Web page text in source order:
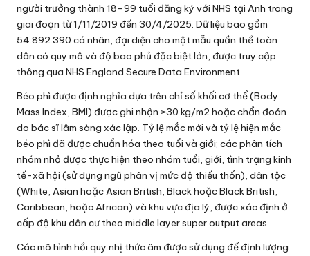
người trưởng thành 18–99 tuổi đăng ký với NHS tại Anh trong
giai đoạn từ 1/11/2019 đến 30/4/2025. Dữ liệu bao gồm
54.892.390 cá nhân, đại diện cho một mẫu quần thể toàn
dân có quy mô và độ bao phủ đặc biệt lớn, được truy cập
thông qua NHS England Secure Data Environment.
Béo phì được định nghĩa dựa trên chỉ số khối cơ thể (Body
Mass Index, BMI) được ghi nhận ≥30 kg/m2 hoặc chẩn đoán
do bác sĩ lâm sàng xác lập. Tỷ lệ mắc mới và tỷ lệ hiện mắc
béo phì đã được chuẩn hóa theo tuổi và giới; các phân tích
nhóm nhỏ được thực hiện theo nhóm tuổi, giới, tình trạng kinh
tế-xã hội (sử dụng ngũ phân vị mức độ thiếu thốn), dân tộc
(White, Asian hoặc Asian British, Black hoặc Black British,
Caribbean, hoặc African) và khu vực địa lý, được xác định ở
cấp độ khu dân cư theo middle layer super output areas.
Các mô hình hồi quy nhị thức âm được sử dụng để định lượng